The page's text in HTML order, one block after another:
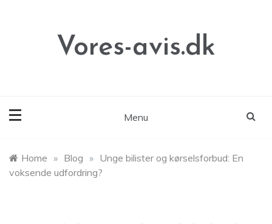
Vores-avis.dk
Menu
Home » Blog » Unge bilister og kørselsforbud: En
voksende udfordring?